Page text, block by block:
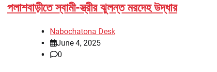
পলাশবাড়ীতে স্বামী-স্ত্রীর ঝুলন্ত মরদেহ উদ্ধার
Nabochatona Desk
June 4, 2025
0